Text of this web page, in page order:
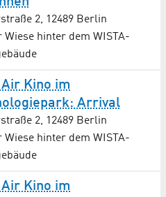
2, 12489 Berlin
Wiese hinter dem WISTA-
Air Kino im
Arrival
2, 12489 Berlin
Wiese hinter dem WISTA-
Air Kino im